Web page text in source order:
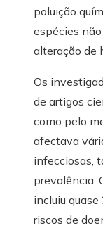
poluição
espécies
alteração de
Os
de artigos
como pelo
afectava
infecciosas,
prevalência.
incluiu
riscos de